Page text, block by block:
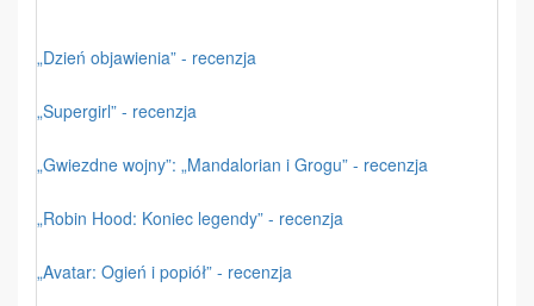
„Dzień objawienia” - recenzja
„Supergirl” - recenzja
„Gwiezdne wojny”: „Mandalorian i Grogu” - recenzja
„Robin Hood: Koniec legendy” - recenzja
„Avatar: Ogień i popiół” - recenzja